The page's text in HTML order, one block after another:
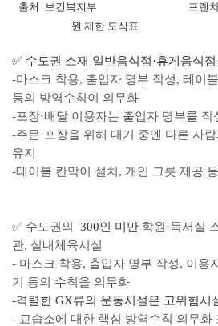
출처: 보건복지부 프랜차이즈
원 제한
✅ 수도권 소재 일반음식점·휴게음식점
-마스크 착용, 출입자 명부 작성, 테이
등의 방역수칙이 의무화
-포장·배달 이용자는 출입자 명부를 작
-주문·포장을 위해 대기 중엔 다른 사
유지
-테이블 칸막이 설치, 개인 그릇 제공
✅ 수도권의 300인 미만 학원·독서실
관, 실내체육시설
- 마스크 착용, 출입자 명부 작성, 이용
기 등의 수칙을 의무화
-격렬한 GX류의 운동시설은 고위험시
- 교습소에 대한 핵심 방역수칙 의무화